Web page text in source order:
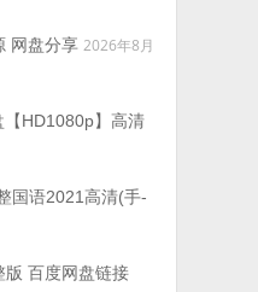
网盘分享 2026年8月
【HD1080p】高清
国语2021高清(手-
版 百度网盘链接